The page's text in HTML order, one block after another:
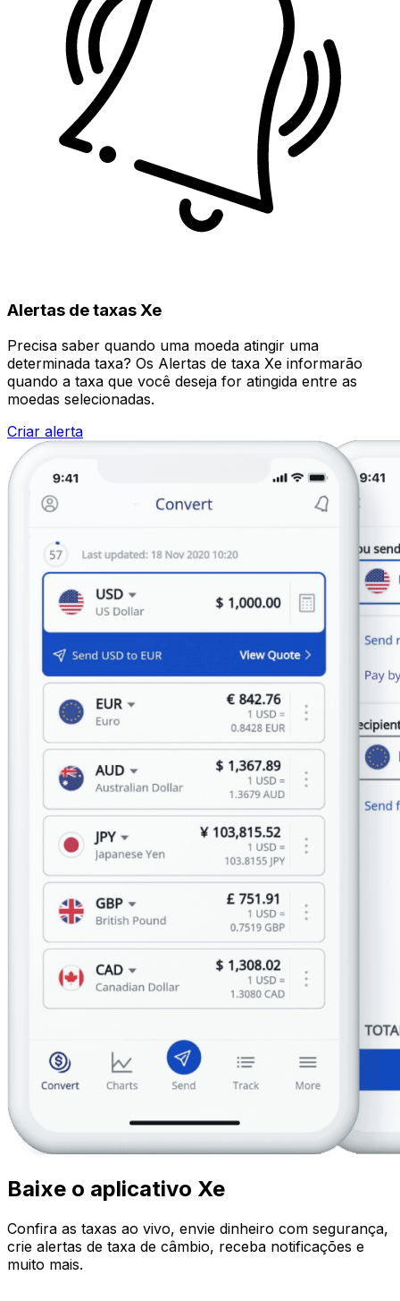
Alertas de taxas Xe
Precisa saber quando uma moeda atingir uma
determinada taxa? Os Alertas de taxa Xe informarão
quando a taxa que você deseja for atingida entre as
moedas selecionadas.
Criar alerta
Baixe o aplicativo Xe
Confira as taxas ao vivo, envie dinheiro com segurança,
crie alertas de taxa de câmbio, receba notificações e
muito mais.